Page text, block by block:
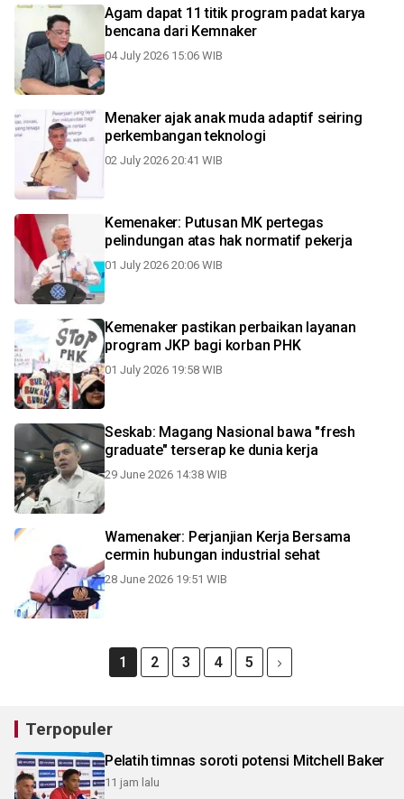
Agam dapat 11 titik program padat karya
bencana dari Kemnaker
04 July 2026 15:06 WIB
Menaker ajak anak muda adaptif seiring
perkembangan teknologi
02 July 2026 20:41 WIB
Kemenaker: Putusan MK pertegas
pelindungan atas hak normatif pekerja
01 July 2026 20:06 WIB
Kemenaker pastikan perbaikan layanan
program JKP bagi korban PHK
01 July 2026 19:58 WIB
Seskab: Magang Nasional bawa "fresh
graduate" terserap ke dunia kerja
29 June 2026 14:38 WIB
Wamenaker: Perjanjian Kerja Bersama
cermin hubungan industrial sehat
28 June 2026 19:51 WIB
1 2 3 4 5
Terpopuler
Pelatih timnas soroti potensi Mitchell Baker
11 jam lalu